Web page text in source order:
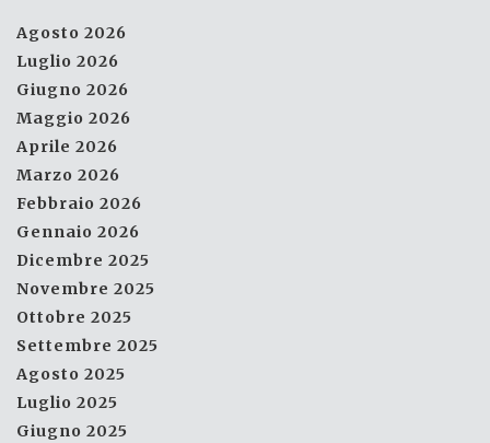
Agosto 2026
Luglio 2026
Giugno 2026
Maggio 2026
Aprile 2026
Marzo 2026
Febbraio 2026
Gennaio 2026
Dicembre 2025
Novembre 2025
Ottobre 2025
Settembre 2025
Agosto 2025
Luglio 2025
Giugno 2025